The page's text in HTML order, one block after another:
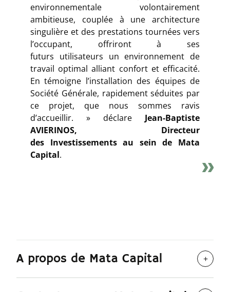
environnementale volontairement
ambitieuse, couplée à une architecture
singulière et des prestations tournées vers
l’occupant, offriront à ses
futurs utilisateurs un environnement de
travail optimal alliant confort et efficacité.
En témoigne l’installation des équipes de
Société Générale, rapidement séduites par
ce projet, que nous sommes ravis
d’accueillir. » déclare Jean-Baptiste
AVIERINOS, Directeur
des Investissements au sein de Mata
Capital.
A propos de Mata Capital